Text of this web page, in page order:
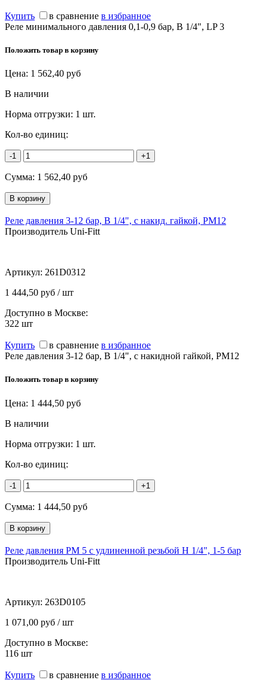
Купить в сравнение в избранное
Реле минимального давления 0,1-0,9 бар, В 1/4", LP 3
Положить товар в корзину
Цена: 1 562,40 руб
В наличии
Норма отгрузки: 1 шт.
Кол-во единиц:
-1 +1
Сумма: 1 562,40 руб
Реле давления 3-12 бар, В 1/4", с накид. гайкой, PM12
Производитель Uni-Fitt
Артикул: 261D0312
1 444,50 руб / шт
Доступно в Москве:
322 шт
Купить в сравнение в избранное
Реле давления 3-12 бар, В 1/4", с накидной гайкой, PM12
Положить товар в корзину
Цена: 1 444,50 руб
В наличии
Норма отгрузки: 1 шт.
Кол-во единиц:
-1 +1
Сумма: 1 444,50 руб
Реле давления PM 5 с удлиненной резьбой Н 1/4", 1-5 бар
Производитель Uni-Fitt
Артикул: 263D0105
1 071,00 руб / шт
Доступно в Москве:
116 шт
Купить в сравнение в избранное